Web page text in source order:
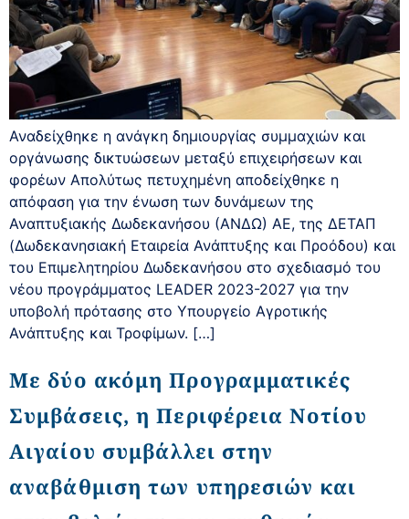
Αναδείχθηκε η ανάγκη δημιουργίας συμμαχιών και
οργάνωσης δικτυώσεων μεταξύ επιχειρήσεων και
φορέων Απολύτως πετυχημένη αποδείχθηκε η
απόφαση για την ένωση των δυνάμεων της
Αναπτυξιακής Δωδεκανήσου (ΑΝΔΩ) ΑΕ, της ΔΕΤΑΠ
(Δωδεκανησιακή Εταιρεία Ανάπτυξης και Προόδου) και
του Επιμελητηρίου Δωδεκανήσου στο σχεδιασμό του
νέου προγράμματος LEADER 2023-2027 για την
υποβολή πρότασης στο Υπουργείο Αγροτικής
Ανάπτυξης και Τροφίμων. […]
Με δύο ακόμη Προγραμματικές
Συμβάσεις, η Περιφέρεια Νοτίου
Αιγαίου συμβάλλει στην
αναβάθμιση των υπηρεσιών και